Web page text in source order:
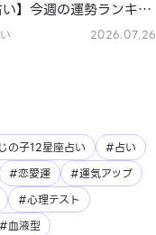
い】今週の運勢ランキン
！7月27日～8月2日の運
2026.07.26
の子12星座占い
#占い
#恋愛運
#運気アップ
#心理テスト
#血液型